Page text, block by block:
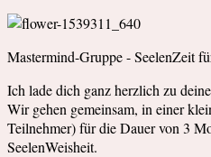
Mastermind-Gruppe - SeelenZeit
Ich lade dich ganz herzlich zu
Wir gehen gemeinsam, in einer
Teilnehmer) für die Dauer von 3
SeelenWeisheit.